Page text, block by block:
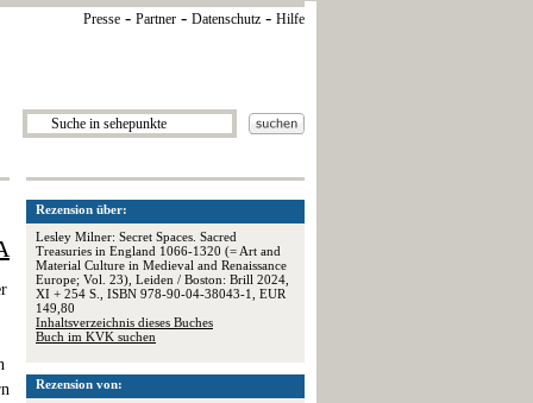
Presse - Partner - Datenschutz - Hilfe
Rezension über:
Lesley Milner: Secret Spaces. Sacred
Treasuries in England 1066-1320 (= Art and
Material Culture in Medieval and Renaissance
Europe; Vol. 23), Leiden / Boston: Brill 2024,
XI + 254 S., ISBN 978-90-04-38043-1, EUR
149,80
Inhaltsverzeichnis dieses Buches
Buch im KVK suchen
Rezension von: